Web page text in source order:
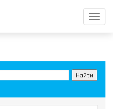
меню